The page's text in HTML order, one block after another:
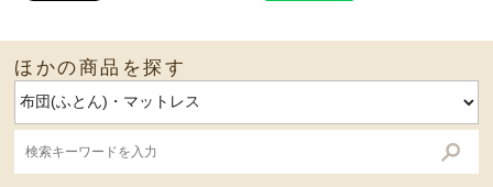
ほかの商品を探す